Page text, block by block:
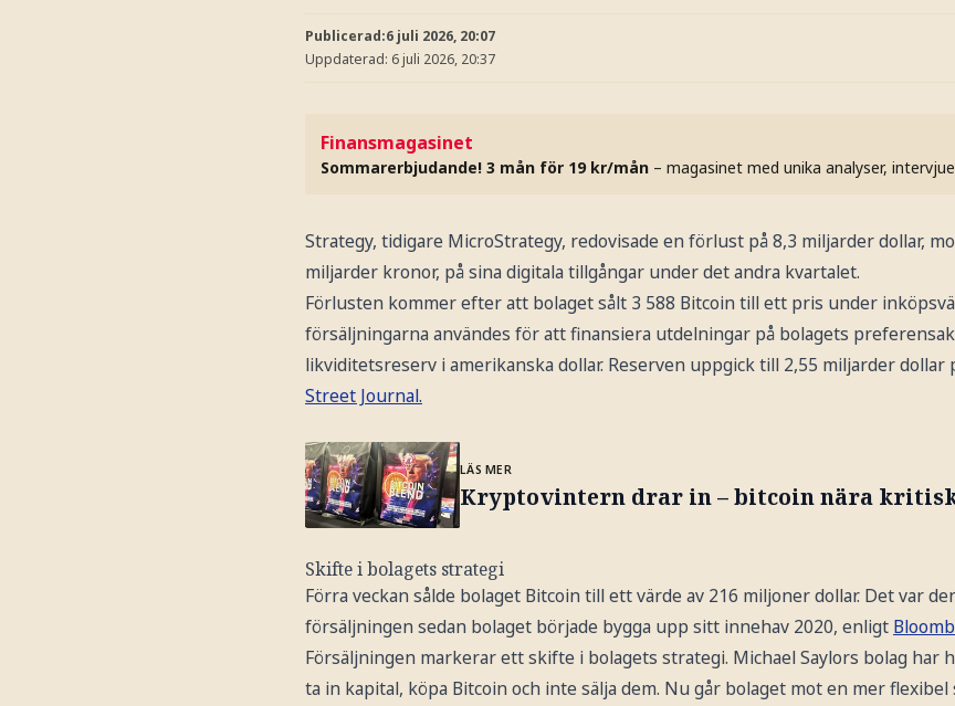
Publicerad:6 juli 2026, 20:07
Uppdaterad: 6 juli 2026, 20:37
Finansmagasinet
Sommarerbjudande! 3 mån för 19 kr/mån – magasinet med unika analyser,
Strategy, tidigare MicroStrategy, redovisade en förlust på 8,3 miljarder dollar,
miljarder kronor, på sina digitala tillgångar under det andra kvartalet.
Förlusten kommer efter att bolaget sålt 3 588 Bitcoin till ett pris under
försäljningarna användes för att finansiera utdelningar på bolagets
likviditetsreserv i amerikanska dollar. Reserven uppgick till 2,55 miljarder dollar
Street Journal.
LÄS MER
Kryptovintern drar in – bitcoin nära
Skifte i bolagets strategi
Förra veckan sålde bolaget Bitcoin till ett värde av 216 miljoner dollar. Det var
försäljningen sedan bolaget började bygga upp sitt innehav 2020, enligt
Försäljningen markerar ett skifte i bolagets strategi. Michael Saylors bolag har
ta in kapital, köpa Bitcoin och inte sälja dem. Nu går bolaget mot en mer